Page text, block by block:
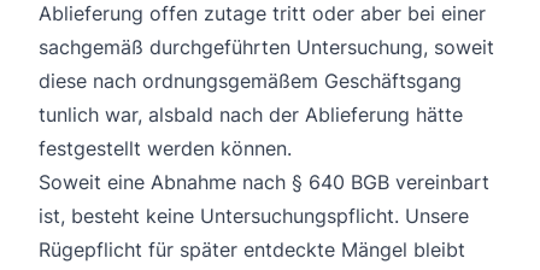
Ablieferung offen zutage tritt oder aber bei einer
sachgemäß durchgeführten Untersuchung, soweit
diese nach ordnungsgemäßem Geschäftsgang
tunlich war, alsbald nach der Ablieferung hätte
festgestellt werden können.
Soweit eine Abnahme nach § 640 BGB vereinbart
ist, besteht keine Untersuchungspflicht. Unsere
Rügepflicht für später entdeckte Mängel bleibt